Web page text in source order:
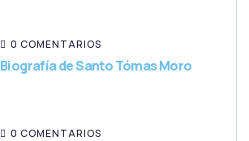
0 COMENTARIOS
Biografía de Santo Tómas Moro
0 COMENTARIOS